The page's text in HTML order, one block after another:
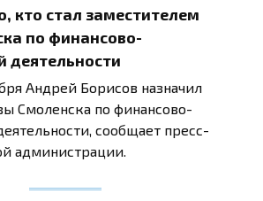
кто стал заместителем
по финансово-
деятельности
Андрей Борисов назначил
Смоленска по финансово-
сообщает пресс-
администрации.